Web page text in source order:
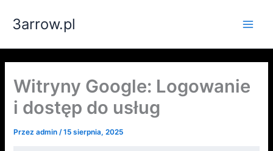
3arrow.pl
Witryny Google: Logowanie
i dostęp do usług
Przezadmin /15 sierpnia, 2025